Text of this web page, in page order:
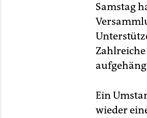
Samstag
Ein
wieder